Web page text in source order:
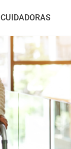
CUIDADORAS